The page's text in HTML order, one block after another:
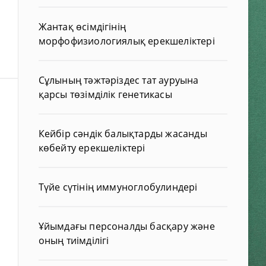
Жантақ өсімдігінің
морфофизиологиялық ерекшеліктері
Сұлының тәжтәріздес тат ауруына
қарсы төзімділік генетикасы
Кейбір сәндік балықтарды жасанды
көбейту ерекшеліктері
Түйе сүтінің иммуноглобулиндері
Ұйымдағы персоналды басқару және
оның тиімділігі